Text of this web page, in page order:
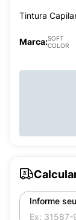
Tintura
Marca:SOFT
COLOR
Informe